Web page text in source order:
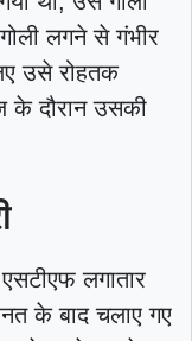
लगने से गंभीर
उसे रोहतक
के दौरान उसकी
लगातार
के बाद चलाए गए